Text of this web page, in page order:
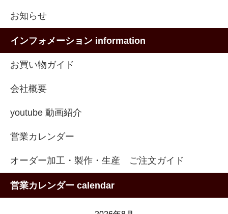
お知らせ
インフォメーション information
お買い物ガイド
会社概要
youtube 動画紹介
営業カレンダー
オーダー加工・製作・生産 ご注文ガイド
営業カレンダー calendar